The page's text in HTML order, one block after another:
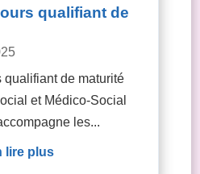
qualifiant de
qualifiant de maturité
et Médico-Social
les...